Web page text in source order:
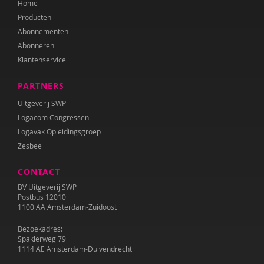
Katrien Brys
Ed Buitenhek
Wouter Bulckaert
Leen Dom
Edith van Eck
Sonja Ehlers
Tirtsa Ehrlich
Belinda Fallaux
Naomie Geens
Home
Producten
Abonnementen
Abonneren
Klantenservice
PARTNERS
Uitgeverij SWP
Logacom Congressen
Logavak Opleidingsgroep
Zesbee
CONTACT
BV Uitgeverij SWP
Postbus 12010
1100 AA Amsterdam-Zuidoost
Bezoekadres:
Spaklerweg 79
1114 AE Amsterdam-Duivendrecht